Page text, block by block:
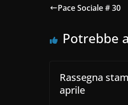
Pace Sociale # 30
Potrebbe
Rassegna
aprile